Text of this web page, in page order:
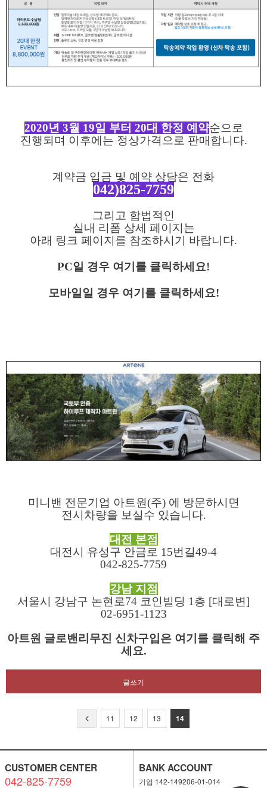
2020년 3월 19일 부터 20대 한정 예약순으로
진행되며 이후에는 정상가격으로 판매합니다.
계약금 입금 및 예약 상담은 전화
042)825-7759
그리고 합법적인
실내 리폼 상세 페이지는
아래 링크 페이지를 참조하시기 바랍니다.
PC일 경우 여기를 클릭하세요!
모바일일 경우 여기를 클릭하세요!
미니밴 전문기업 아트원(주) 에 방문하시면
전시차량을 보실수 있습니다.
대전 본점
대전시 유성구 안금로 15번길49-4
042-825-7759
강남 지점
서울시 강남구 논현로74 코인빌딩 1층 [대로변]
02-6951-1123
아트원 글로밴리무진 신차구입은 여기를 클릭해 주
세요.
글쓰기
11 12 13 14
CUSTOMER CENTER
042-825-7759
BANK ACCOUNT
기업 142-149206-01-014